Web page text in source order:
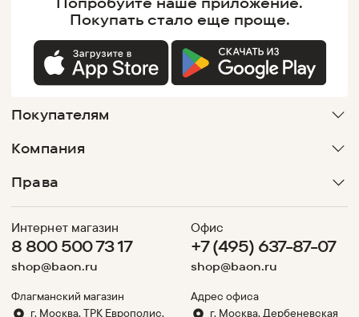
Покупатьстало еще проще.
Покупателям
Компания
Права
Интернет магазин
8 800 500 73 17
shop@baon.ru
Флагманский магазин
г. Москва, ТРК Европолис,
Офис
+7 (495) 637-87-07
shop@baon.ru
Адрес офиса
г. Москва, Дербеневская